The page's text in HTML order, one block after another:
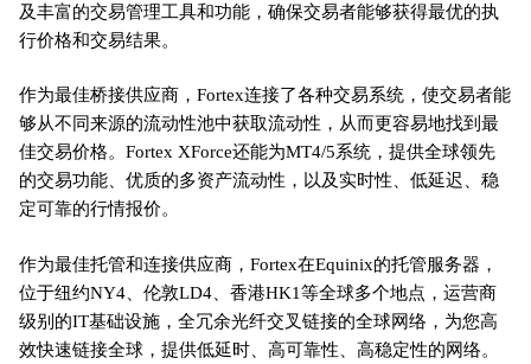
及丰富的交易管理工具和功能，确保交易者能够获得最优的执
行价格和交易结果。
作为最佳桥接供应商，Fortex连接了各种交易系统，使交易者能
够从不同来源的流动性池中获取流动性，从而更容易地找到最
佳交易价格。Fortex XForce还能为MT4/5系统，提供全球领先
的交易功能、优质的多资产流动性，以及实时性、低延迟、稳
定可靠的行情报价。
作为最佳托管和连接供应商，Fortex在Equinix的托管服务器，
位于纽约NY4、伦敦LD4、香港HK1等全球多个地点，运营商
级别的IT基础设施，全冗余光纤交叉链接的全球网络，为您高
效快速链接全球，提供低延时、高可靠性、高稳定性的网络。